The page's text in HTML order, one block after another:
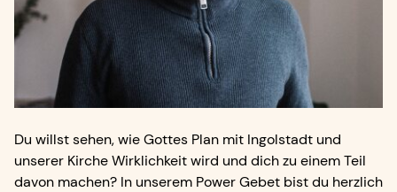
Du willst sehen, wie Gottes Plan mit Ingolstadt und
unserer Kirche Wirklichkeit wird und dich zu einem Teil
davon machen? In unserem Power Gebet bist du herzlich